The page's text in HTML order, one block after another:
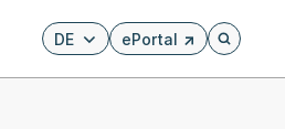
DE ePortal
Externer Link, wird in
Öffnet